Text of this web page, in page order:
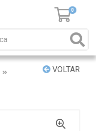
0
VOLTAR